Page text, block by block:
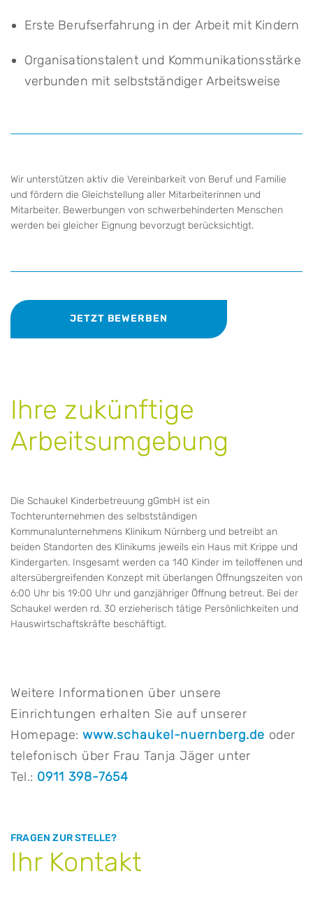
Erste Berufserfahrung in der Arbeit mit Kindern
Organisationstalent und Kommunikationsstärke
verbunden mit selbstständiger Arbeitsweise
Wir unterstützen aktiv die Vereinbarkeit von Beruf und Familie
und fördern die Gleichstellung aller Mitarbeiterinnen und
Mitarbeiter. Bewerbungen von schwerbehinderten Menschen
werden bei gleicher Eignung bevorzugt berücksichtigt.
JETZT BEWERBEN
Ihre zukünftige
Arbeitsumgebung
Die Schaukel Kinderbetreuung gGmbH ist ein
Tochterunternehmen des selbstständigen
Kommunalunternehmens Klinikum Nürnberg und betreibt an
beiden Standorten des Klinikums jeweils ein Haus mit Krippe und
Kindergarten. Insgesamt werden ca 140 Kinder im teiloffenen und
altersübergreifenden Konzept mit überlangen Öffnungszeiten von
6:00 Uhr bis 19:00 Uhr und ganzjähriger Öffnung betreut. Bei der
Schaukel werden rd. 30 erzieherisch tätige Persönlichkeiten und
Hauswirtschaftskräfte beschäftigt.
Weitere Informationen über unsere
Einrichtungen erhalten Sie auf unserer
Homepage: www.schaukel-nuernberg.de oder
telefonisch über Frau Tanja Jäger unter
Tel.: 0911 398-7654
FRAGEN ZUR STELLE?
Ihr Kontakt